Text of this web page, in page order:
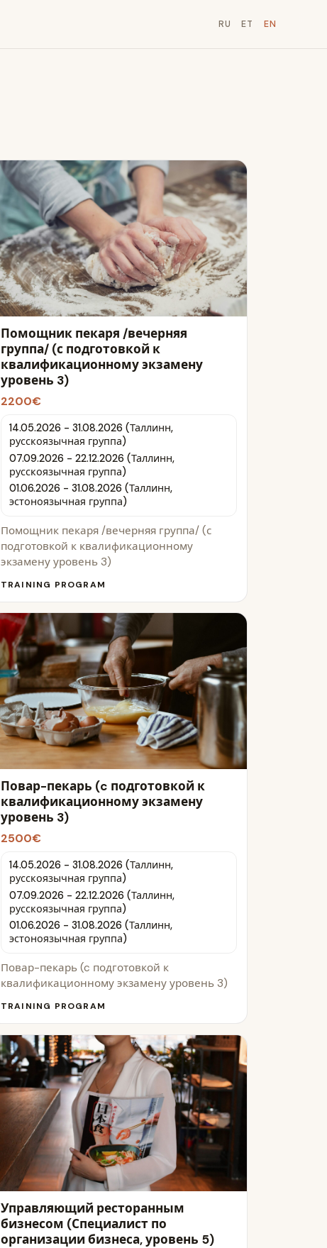
RU ET EN
Помощник пекаря /вечерняя
группа/ (с подготовкой к
квалификационному экзамену
уровень 3)
2200€
14.05.2026 - 31.08.2026 (Таллинн,
русскоязычная группа)
07.09.2026 - 22.12.2026 (Таллинн,
русскоязычная группа)
01.06.2026 - 31.08.2026 (Таллинн,
эстоноязычная группа)
Помощник пекаря /вечерняя группа/ (с
подготовкой к квалификационному
экзамену уровень 3)
TRAINING PROGRAM
Повар-пекарь (c подготовкой к
квалификационному экзамену
уровень 3)
2500€
14.05.2026 - 31.08.2026 (Таллинн,
русскоязычная группа)
07.09.2026 - 22.12.2026 (Таллинн,
русскоязычная группа)
01.06.2026 - 31.08.2026 (Таллинн,
эстоноязычная группа)
Повар-пекарь (c подготовкой к
квалификационному экзамену уровень 3)
TRAINING PROGRAM
Управляющий ресторанным
бизнесом (Специалист по
организации бизнеса, уровень 5)